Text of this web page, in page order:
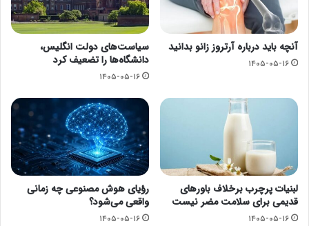
آنچه باید درباره آرتروز زانو بدانید
۱۴۰۵-۰۵-۱۶
سیاست‌های دولت انگلیس،
دانشگاه‌ها را تضعیف کرد
۱۴۰۵-۰۵-۱۶
لبنیات پرچرب برخلاف باورهای
قدیمی برای سلامت مضر نیست
۱۴۰۵-۰۵-۱۶
رؤیای هوش مصنوعی چه زمانی
واقعی می‌شود؟
۱۴۰۵-۰۵-۱۶